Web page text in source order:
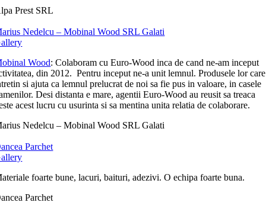
Prest SRL
Nedelcu – Mobinal Wood SRL Galati
Wood: Colaboram cu Euro-Wood inca de cand ne-am inceput
din 2012. Pentru inceput ne-a unit lemnul. Produsele lor care
si ajuta ca lemnul prelucrat de noi sa fie pus in valoare, in casele
Desi distanta e mare, agentii Euro-Wood au reusit sa treaca
acest lucru cu usurinta si sa mentina unita relatia de colaborare.
Nedelcu – Mobinal Wood SRL Galati
Parchet
foarte bune, lacuri, baituri, adezivi. O echipa foarte buna.
Parchet